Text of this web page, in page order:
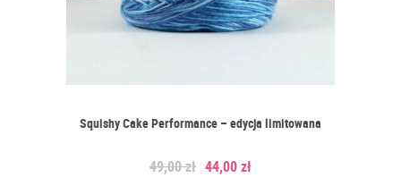
Squishy Cake Performance – edycja limitowana
49,00zł 44,00zł